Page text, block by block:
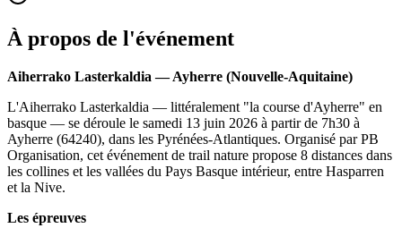
À propos de l'événement
Aiherrako Lasterkaldia — Ayherre (Nouvelle-Aquitaine)
L'Aiherrako Lasterkaldia — littéralement "la course d'Ayherre" en
basque — se déroule le samedi 13 juin 2026 à partir de 7h30 à
Ayherre (64240), dans les Pyrénées-Atlantiques. Organisé par PB
Organisation, cet événement de trail nature propose 8 distances dans
les collines et les vallées du Pays Basque intérieur, entre Hasparren
et la Nive.
Les épreuves